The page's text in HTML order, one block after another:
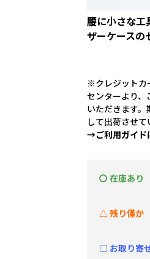
腰に小さな工
ザーケースの
※クレジットカ
センターより
いただきます
して出荷させて
→ご利用ガイド
〇 在庫あり
△ 残り僅か
□ お取り寄